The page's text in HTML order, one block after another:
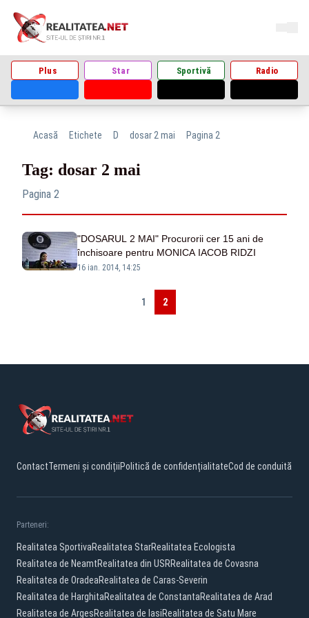
Plus Star Sportivă Radio
Acasă Etichete D dosar 2 mai Pagina 2
Tag: dosar 2 mai
Pagina 2
"DOSARUL 2 MAI" Procurorii cer 15 ani de
închisoare pentru MONICA IACOB RIDZI
16 ian. 2014, 14:25
1 2
ContactTermeni și condițiiPolitică de confidențialitateCod de conduită
Parteneri:
Realitatea SportivaRealitatea StarRealitatea Ecologista
Realitatea de NeamtRealitatea din USRRealitatea de Covasna
Realitatea de OradeaRealitatea de Caras-Severin
Realitatea de HarghitaRealitatea de ConstantaRealitatea de Arad
Realitatea de ArgesRealitatea de IasiRealitatea de Satu Mare